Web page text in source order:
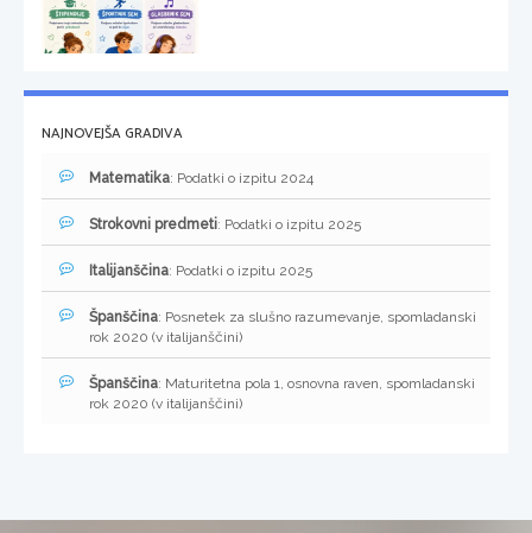
NAJNOVEJŠA GRADIVA
Matematika: Podatki o izpitu 2024
Strokovni predmeti: Podatki o izpitu 2025
Italijanščina: Podatki o izpitu 2025
Španščina: Posnetek za slušno razumevanje, spomladanski
rok 2020 (v italijanščini)
Španščina: Maturitetna pola 1, osnovna raven, spomladanski
rok 2020 (v italijanščini)